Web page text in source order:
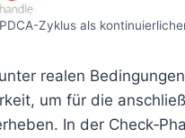
Zyklus als
realen
um für die
In der